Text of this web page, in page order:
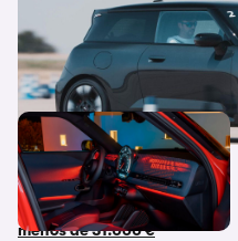
Este SUV combina un diseño
icónico, autonomía y
diversión al volante por
menos de 31.000 €